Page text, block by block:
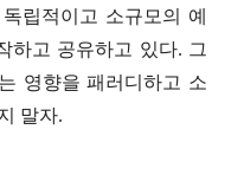
립적이고 소규모의 예
하고 공유하고 있다. 그
영향을 패러디하고 소
말자.